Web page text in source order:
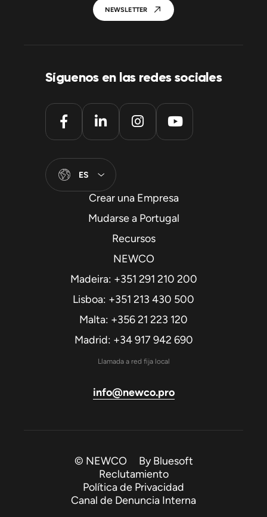
NEWSLETTER
Síguenos en las redes sociales
ES
Crear una Empresa
Mudarse a Portugal
Recursos
NEWCO
Madeira: +351 291 210 200
Lisboa: +351 213 430 500
Malta: +356 21 223 120
Madrid: +34 917 942 690
Llamada a red fija local
info@newco.pro
© NEWCO ByBluesoft
Reclutamiento
Política de Privacidad
Canal de Denuncia Interna